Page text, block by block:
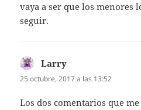
vaya a ser que los menores
seguir.
Larry
25 octubre, 2017 a las 13:52
Los dos comentarios que